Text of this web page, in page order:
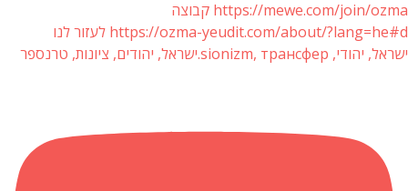
https://mewe.com/join/ozma קבוצה
https://ozma-yeudit.com/about/?lang=he#d לעזור לנו
ישראל, יהודי, sionizm, трансфер.ישראל, יהודים, ציונות, טרנספר